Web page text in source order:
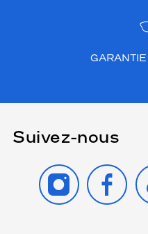
Suivez-nous
INSTAGRAM